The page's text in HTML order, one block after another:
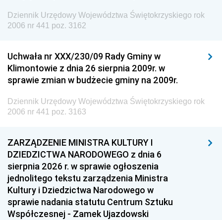
Dziennik Urzędowy Województwa Świętokrzyskiego rok
2006 nr 441 poz. 3162
Uchwała nr XXX/230/09 Rady Gminy w
Klimontowie z dnia 26 sierpnia 2009r. w
sprawie zmian w budżecie gminy na 2009r.
Dziennik Urzędowy Województwa Świętokrzyskiego rok
2006 nr 441 poz. 3163
ZARZĄDZENIE MINISTRA KULTURY I
DZIEDZICTWA NARODOWEGO z dnia 6
sierpnia 2026 r. w sprawie ogłoszenia
jednolitego tekstu zarządzenia Ministra
Kultury i Dziedzictwa Narodowego w
sprawie nadania statutu Centrum Sztuku
Współczesnej - Zamek Ujazdowski